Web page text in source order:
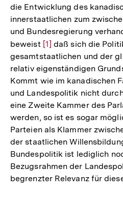
die Entwicklung des
innerstaatlichen zum
und Bundesregierung
beweist Zur
Auflösung
der
Fußnote
[1] daß sich die
gesamtstaatlichen und der
relativ eigenständigen
Kommt wie im kanadischen
und Landespolitik nicht
eine Zweite Kammer des
werden, so ist es sogar
Parteien als Klammer
der staatlichen
Bundespolitik ist lediglich
Bezugsrahmen der
begrenzter Relevanz für